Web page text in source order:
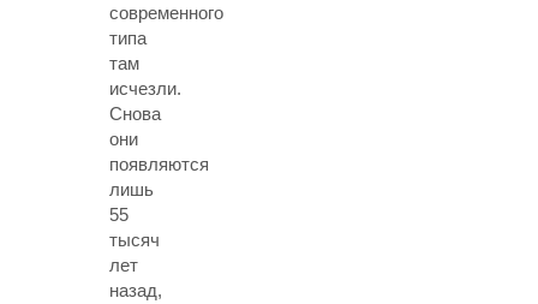
современного
типа
там
исчезли.
Снова
они
появляются
лишь
55
тысяч
лет
назад,